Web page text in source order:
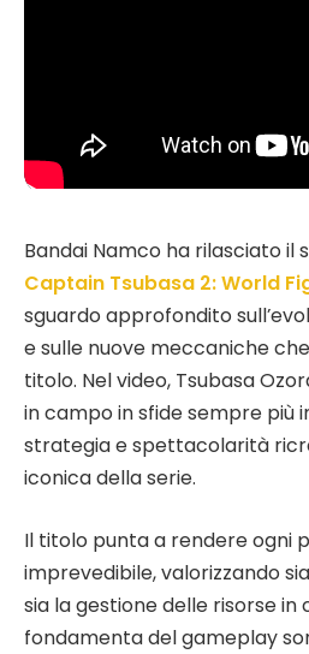
Bandai Namco ha rilasciato il
Captain Tsubasa 2: World
sguardo approfondito
e sulle nuove meccaniche
titolo. Nel video, Tsubasa
in campo in sfide sempre più
strategia e spettacolarità
iconica della serie.
Il titolo punta a rendere ogni
imprevedibile, valorizzando
sia la gestione delle risorse in
fondamenta del gameplay